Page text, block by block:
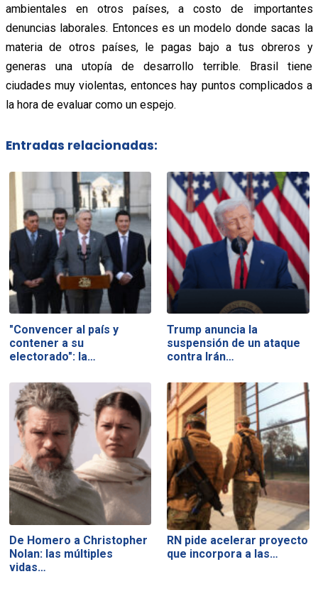
ambientales en otros países, a costo de importantes
denuncias laborales. Entonces es un modelo donde sacas la
materia de otros países, le pagas bajo a tus obreros y
generas una utopía de desarrollo terrible. Brasil tiene
ciudades muy violentas, entonces hay puntos complicados a
la hora de evaluar como un espejo.
Entradas relacionadas:
"Convencer al país y
contener a su
electorado": la…
Trump anuncia la
suspensión de un ataque
contra Irán…
De Homero a Christopher
Nolan: las múltiples
vidas…
RN pide acelerar proyecto
que incorpora a las…